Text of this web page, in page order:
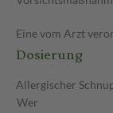
Eine vom Arzt
Dosierung
Allergischer
Wer